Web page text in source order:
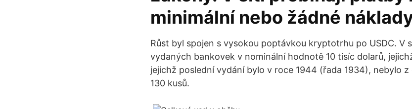
minimální nebo žádné
Růst byl spojen s vysokou poptávkou kryptotrhu po USDC. V
vydaných bankovek v nominální hodnotě 10 tisíc dolarů,
jejichž poslední vydání bylo v roce 1944 (řada 1934), nebylo
130 kusů.